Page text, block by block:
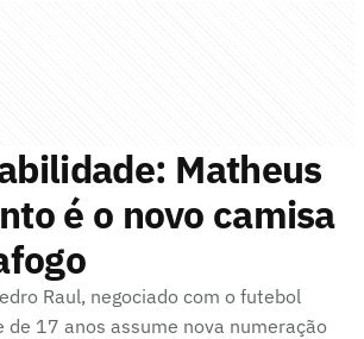
Matheus
é o novo camisa
Raul, negociado com o futebol
de 17 anos assume nova numeração